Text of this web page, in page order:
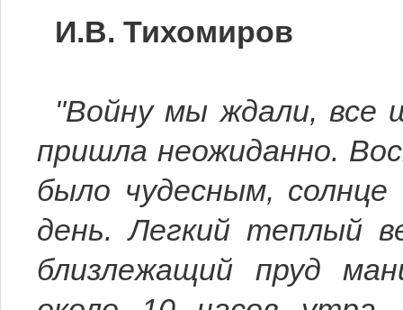
И.В. Тихомиров
"Войну мы ждали, все
пришла неожиданно.
было чудесным,
день. Легкий теплый
близлежащий пруд